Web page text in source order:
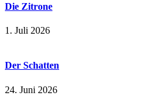
Die Zitrone
1. Juli 2026
Der Schatten
24. Juni 2026